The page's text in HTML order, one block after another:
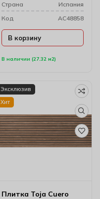
В наличии (27.32 м2)
Cтрана
Испания
Код
AC48858
В корзину
Эксклюзив
Хит
Плитка Toja Cuero